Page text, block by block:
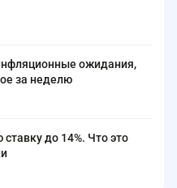
ожидания,
за неделю
до 14%. Что это